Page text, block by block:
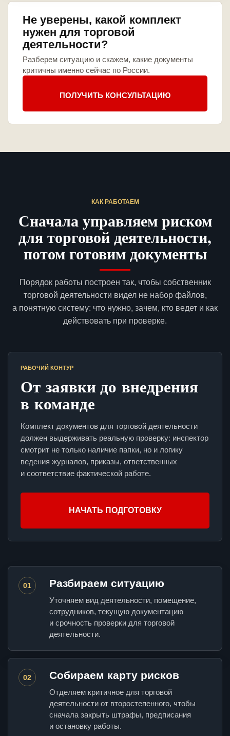
Не уверены, какой комплект
нужен для торговой
деятельности?
Разберем ситуацию и скажем, какие документы
критичны именно сейчас по России.
ПОЛУЧИТЬ КОНСУЛЬТАЦИЮ
КАК РАБОТАЕМ
Сначала управляем риском
для торговой деятельности,
потом готовим документы
Порядок работы построен так, чтобы собственник
торговой деятельности видел не набор файлов,
а понятную систему: что нужно, зачем, кто ведет и как
действовать при проверке.
РАБОЧИЙ КОНТУР
От заявки до внедрения
в команде
Комплект документов для торговой деятельности
должен выдерживать реальную проверку: инспектор
смотрит не только наличие папки, но и логику
ведения журналов, приказы, ответственных
и соответствие фактической работе.
НАЧАТЬ ПОДГОТОВКУ
01 Разбираем ситуацию
Уточняем вид деятельности, помещение,
сотрудников, текущую документацию
и срочность проверки для торговой
деятельности.
02 Собираем карту рисков
Отделяем критичное для торговой
деятельности от второстепенного, чтобы
сначала закрыть штрафы, предписания
и остановку работы.